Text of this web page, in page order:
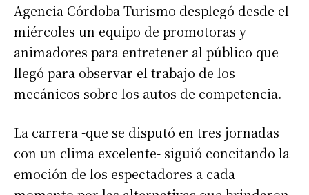
Agencia Córdoba Turismo desplegó desde el
miércoles un equipo de promotoras y
animadores para entretener al público que
llegó para observar el trabajo de los
mecánicos sobre los autos de competencia.
La carrera -que se disputó en tres jornadas
con un clima excelente- siguió concitando la
emoción de los espectadores a cada